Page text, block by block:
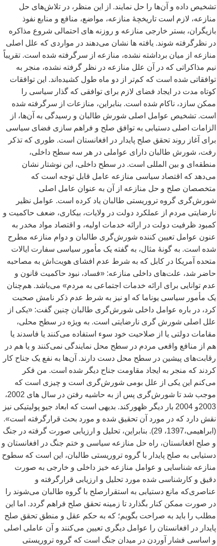
تشخیص داده و آنها را حل نمایند. از این منظر، در تلاشهای حل
منازعه، لازم است تاریخچۀ منازعه، مواضع، منافع و منابع نفوذ
بازیگران، بستر خارجی منازعه و روزنه های احتمالی شروع مذاکره
در نظرگرفته شوند. یافته ها نشان میدهند در مواردی که علل اصلی
منازعه از میان برداشته نشده، منازعه از سرگرفته شده است. تقریباً
نیم مذاکراتی که در آن علل منازعه در نظر گرفته نشده، منجر به
توافقاتی شده است که کمتر از دو ماه طول کشیده اند. این توافقات
کوتاه مدت در ایجاد فضای لازم برای توافقی که گذار سیاسی را
ممکن سازد، ناکام شده است. بنابراین، منازعات از سرگرفته شده
است. تشخیص عوامل اصلی شورش طالبان و رسیدگی به آنها، از
الزامات اصلی دستیابی به توافق صلح و فراهم سازی فضای سیاسی
برای آغاز روند تحقق صلح پایدار در افغانستان است. طوری که تذکر
رفت، شورش طالبان دارای عواملی در هر سه سطح داخلی،
منطقه ای و بین المللی است. در سطح داخلی، این نوشتار نشان
میدهد که اقتصاد سیاسی منازعه عامل قابل توجه است که
متخصصان صلح و حل منازعه از آن به عنوان عامل اصلی
شورشگری گروه تروریستی طالبان یاد کرده است. عوامل نظیر
نارضایتی مردم از عملکرد دولت در ولایات، بیکاری، ضعف حاکمیت و
کمبود ظرفیت دولت در ارائه خدمات اولیه، و اقتصاد مواد مخدر به
عنون عوامل تعیین کننده شورشگری طالبان و دوام منازعه مطرح
شده است. به گونۀ مثال، به گفته یک مأمور سیاسی سفارت ایالات
متحده آمریکا در کابل که به شرط عدم افشای هویت اش به مصاحبه
حاضر شد، علتهای داخلی منازعه: «فساد، نبود حاکمیت قانون و
عدم توانایی برای ارائه خدمات اجتماعی به مردم» میباشد. همچنان
یک مأمور سیاسی یوناما که او نیز به شرط عدم ذکر نامش صحبت
کرد، در باره عوامل داخلی شورشگری طالبان چنین گفت: «یکی از
علل اصلی شورش گری نارضایتی است. به ویژه در سطح محلی،
مقامات دولتی یا از صلاحیت خود سوء استفاده میکنند یا فاسدند یا
هم از منافع واقعی مردم در سطح محل نمایندگی نمیکنند و یا هم در
رقابتهای پیشین در سطح محل دست دارند. آنها به نفع یک جناح کار
کردند که منجر به ایجاد مقاومت جناح دیگر شده است. من فکر
میکنم این یکی از علل بومی شورشگری است و چیزی است که
موجب شد تا شورش
گری پس از به حاشیه رفتن در سال های 2002،
2003و 2004 بار دیگر ظهورکند. بدیهی است که ابعاد جیو پولیتیکی نیز
نقش دارد که در مورد آن تحقیق شده و مورد بحث قرارگرفته است».
(ابراهیمی،1397، 29). بنابراین، تحلیل و ارزیابی صورت گرفته در جنگ
و صلح افغانستان، راه حل منازعه سیاسی و ختم جنگ در افغانستان و
دستیابی به صلح پایدار با گروه تروریستی طالبان، این است که سطوح
منازعه شناسایی و عوامل منازعه خیز داخلی و خارجی به صورت
دقیق و کارشناسی شده مورد تحلیل و ارزیابی قرارگرفته و
عناصریکه مانع دستیابی به استقرارصلح با گروه طالبان میشوند را
در صورت ممکن کنار بگذارد تا زمینه تحقق صلح فراهم گردد. اما این
مطلب را باید به صراحت بگویم؛ که به حکم عقل و منطق تحقق صلح
پایدار در افغانستان را عوامل دیگری تعیین میکنند و آن عاملی اصلی
و اساسی فشار آوردن در میدان جنگ است که گروه تروریستی